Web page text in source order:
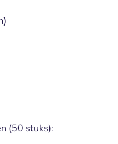
(50 stuks):